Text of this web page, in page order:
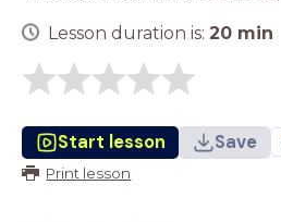
Lesson duration is: 20 min
Start lesson Save
Print lesson